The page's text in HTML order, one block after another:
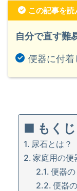
この記事を読
自分で直す難
便器に付着
■ もくじ
尿石とは？
家庭用の便
便器
便器